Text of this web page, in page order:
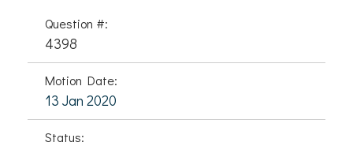
Question #:
4398
Motion Date:
13 Jan 2020
Status: